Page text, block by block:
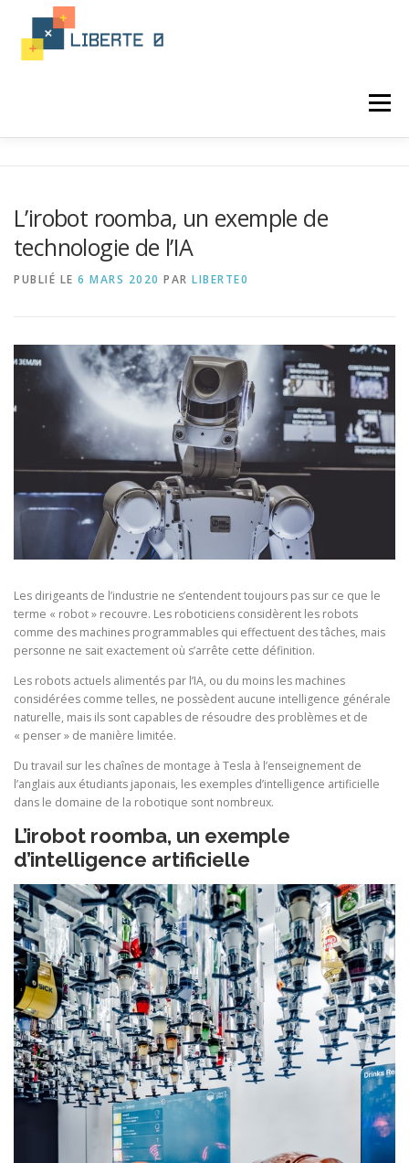
contenu
Menu
LANGAGE INFORMATIQUE
L’irobot roomba, un exemple de
technologie de l’IA
PUBLIÉ LE 6 MARS 2020 PAR LIBERTE0
Les dirigeants de l’industrie ne s’entendent toujours pas sur ce que le
terme « robot » recouvre. Les roboticiens considèrent les robots
comme des machines programmables qui effectuent des tâches, mais
personne ne sait exactement où s’arrête cette définition.
Les robots actuels alimentés par l’IA, ou du moins les machines
considérées comme telles, ne possèdent aucune intelligence générale
naturelle, mais ils sont capables de résoudre des problèmes et de
« penser » de manière limitée.
Du travail sur les chaînes de montage à Tesla à l’enseignement de
l’anglais aux étudiants japonais, les exemples d’intelligence artificielle
dans le domaine de la robotique sont nombreux.
L’irobot roomba, un exemple
d’intelligence artificielle